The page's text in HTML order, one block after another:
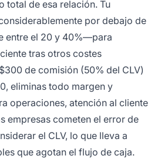
total de esa relación. Tu
por debajo de
entre el 20 y 40%—para
tras otros costes
de comisión (50% del CLV)
eliminas todo margen y
operaciones, atención al cliente
empresas cometen el error de
el CLV, lo que lleva a
que agotan el flujo de caja.